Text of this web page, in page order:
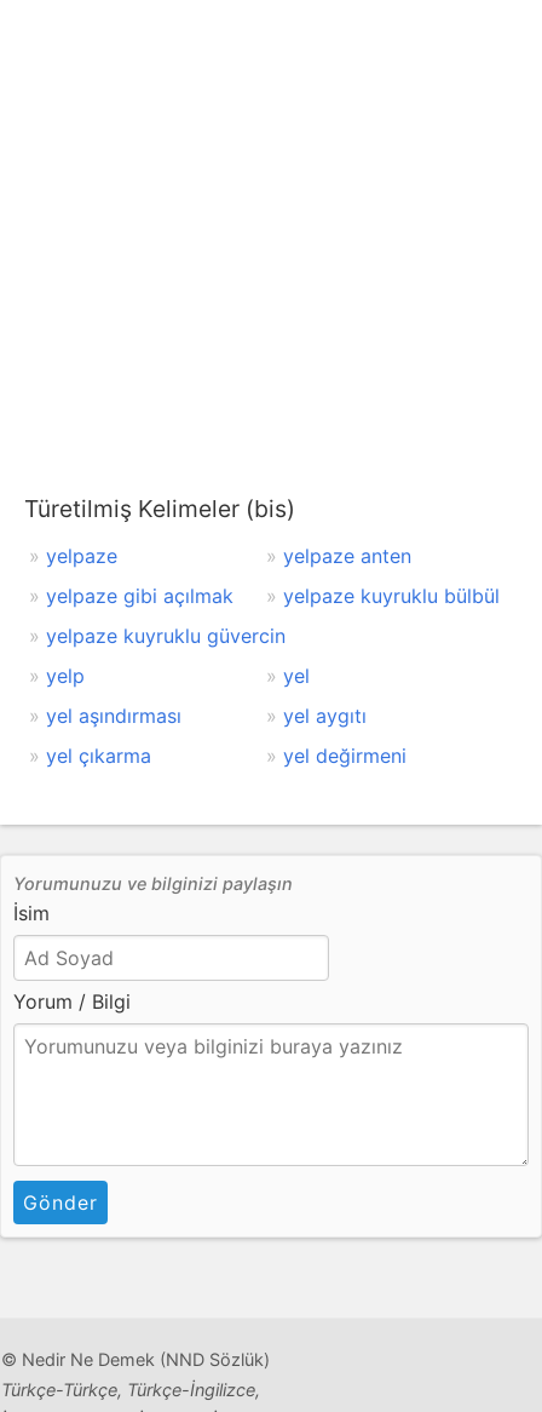
Türetilmiş Kelimeler (bis)
yelpaze
yelpaze anten
yelpaze gibi açılmak
yelpaze kuyruklu bülbül
yelpaze kuyruklu güvercin
yelp
yel
yel aşındırması
yel aygıtı
yel çıkarma
yel değirmeni
Yorumunuzu ve bilginizi paylaşın
İsim
Yorum / Bilgi
Gönder
© Nedir Ne Demek (NND Sözlük)
Türkçe-Türkçe, Türkçe-İngilizce,